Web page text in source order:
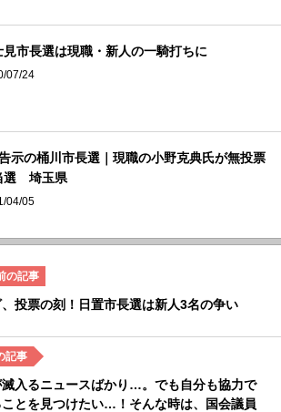
見市長選は現職・新人の一騎打ちに
07/24
示の桶川市長選｜現職の小野克典氏が無投票
選 埼玉県
04/05
、投票の刻！日置市長選は新人3名の争い
滅入るニュースばかり…。でも自分も協力で
ことを見つけたい…！そんな時は、国会議員